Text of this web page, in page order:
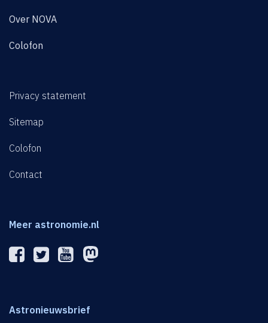
Over NOVA
Colofon
Privacy statement
Sitemap
Colofon
Contact
Meer astronomie.nl
Astronieuwsbrief